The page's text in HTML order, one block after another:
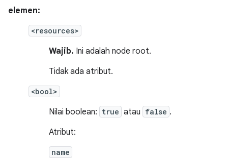
elemen:
<resources>
Wajib. Ini adalah node root.
Tidak ada atribut.
<bool>
Nilai boolean: true atau false .
Atribut:
name